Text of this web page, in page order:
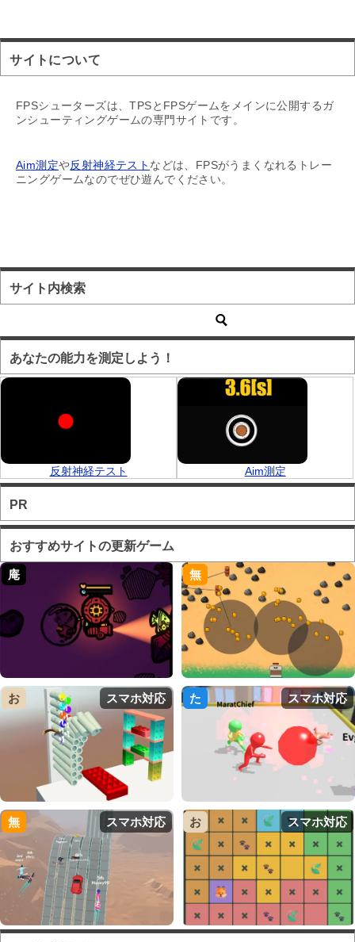
サイトについて
FPSシューターズは、TPSとFPSゲームをメインに公開するガ
ンシューティングゲームの専門サイトです。
Aim測定や反射神経テスト などは、FPSがうまくなれるトレー
ニングゲームなのでぜひ遊んでください。
サイト内検索
あなたの能力を測定しよう！
反射神経テスト Aim測定
PR
おすすめサイトの更新ゲーム
庵 無
お スマホ対応 た スマホ対応
無 スマホ対応 お スマホ対応